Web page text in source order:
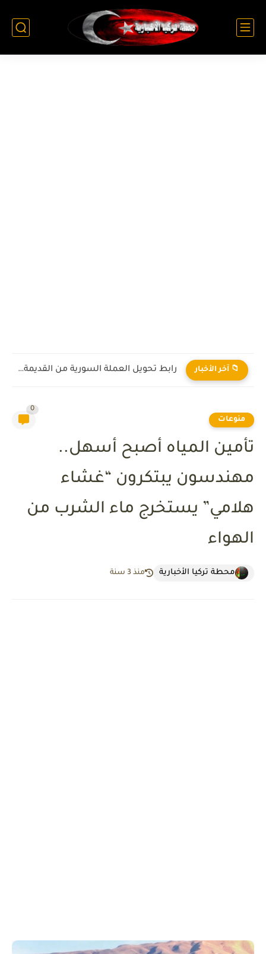
📁 آخر الأخبار رابط تحويل العملة السورية من القديمة إلى الجديدة 2026
منوعات
0
تأمين المياه أصبح أسهل..
مهندسون يبتكرون “غشاء
هلامي” يستخرج ماء الشرب من
الهواء
محطة تركيا الأخبارية منذ 3 سنة